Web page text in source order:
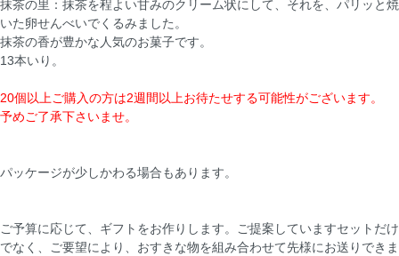
抹茶の里：抹茶を程よい甘みのクリーム状にして、それを、パリッと焼
いた卵せんべいでくるみました。
抹茶の香が豊かな人気のお菓子です。
13本いり。
20個以上ご購入の方は2週間以上お待たせする可能性がございます。
予めご了承下さいませ。
パッケージが少しかわる場合もあります。
ご予算に応じて、ギフトをお作りします。ご提案していますセットだけ
でなく、ご要望により、おすきな物を組み合わせて先様にお送りできま